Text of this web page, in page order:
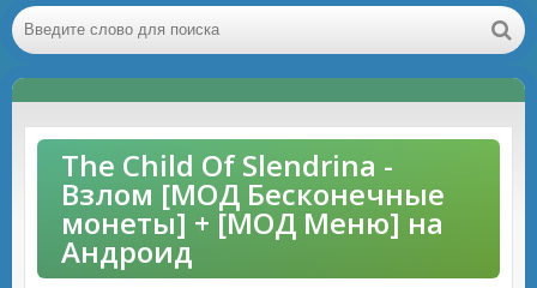
The Child Of Slendrina -
Взлом [МОД Бесконечные
монеты] + [МОД Меню] на
Андроид